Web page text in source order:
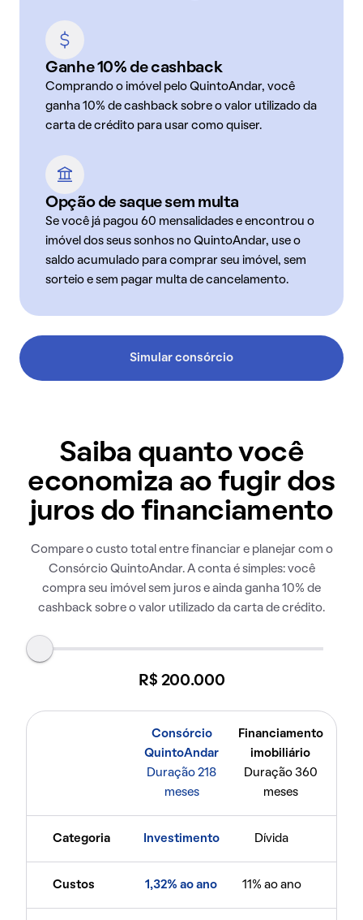
Ganhe 10% de cashback
Comprando o imóvel pelo QuintoAndar, você
ganha 10% de cashback sobre o valor utilizado da
carta de crédito para usar como quiser.
Opção de saque sem multa
Se você já pagou 60 mensalidades e encontrou o
imóvel dos seus sonhos no QuintoAndar, use o
saldo acumulado para comprar seu imóvel, sem
sorteio e sem pagar multa de cancelamento.
Simular consórcio
Saiba quanto você
economiza ao fugir dos
juros do financiamento
Compare o custo total entre financiar e planejar com o
Consórcio QuintoAndar. A conta é simples: você
compra seu imóvel sem juros e ainda ganha 10% de
cashback sobre o valor utilizado da carta de crédito.
R$ 200.000
Consórcio
QuintoAndar
Duração 218
meses
Financiamento
imobiliário
Duração 360
meses
Categoria Investimento Dívida
Custos 1,32% ao ano 11% ao ano